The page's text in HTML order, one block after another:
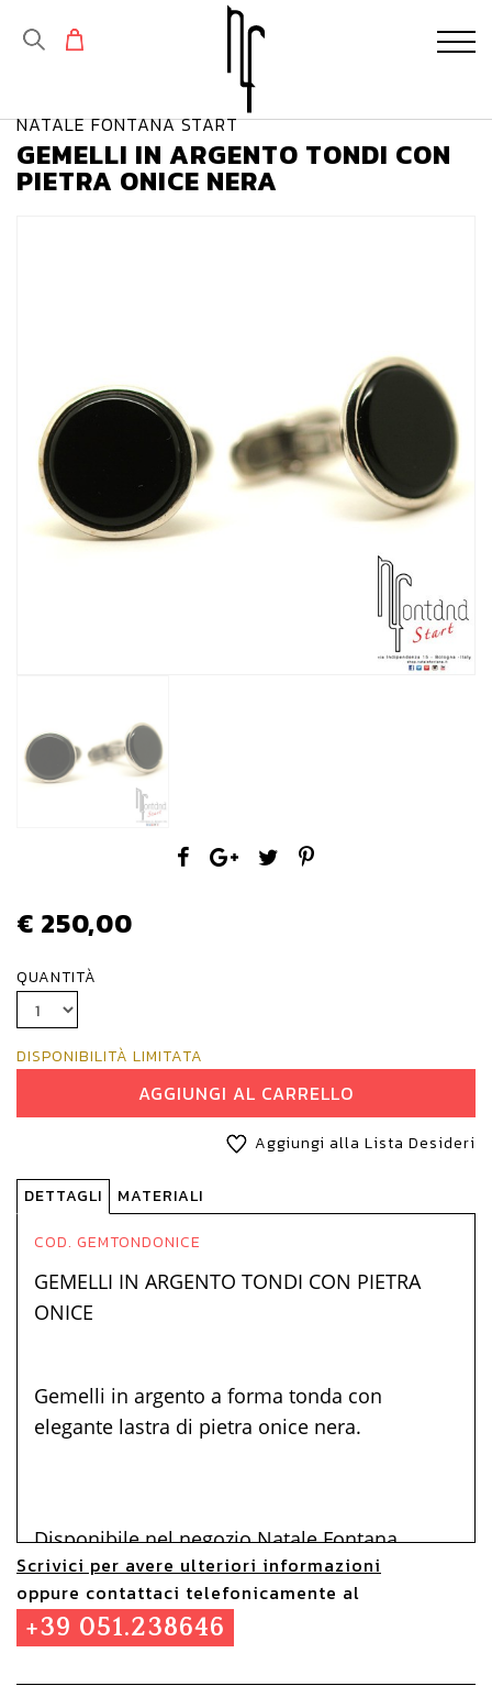
NATALE FONTANA START
GEMELLI IN ARGENTO TONDI CON
PIETRA ONICE NERA
€ 250,00
QUANTITÀ
DISPONIBILITÀ LIMITATA
AGGIUNGI AL CARRELLO
Aggiungi alla Lista Desideri
DETTAGLI
MATERIALI
COD. GEMTONDONICE
GEMELLI IN ARGENTO TONDI CON PIETRA
ONICE
Gemelli in argento a forma tonda con
elegante lastra di pietra onice nera.
Disponibile nel negozio Natale Fontana
Gioielli di Via Rizzoli, 1/2ab Bologna.
Scrivici per avere ulteriori informazioni
oppure contattaci telefonicamente al
+39 051.238646